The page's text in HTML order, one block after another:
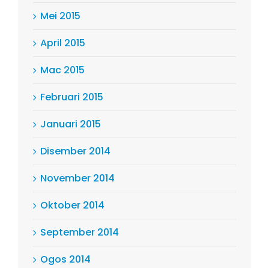
Mei 2015
April 2015
Mac 2015
Februari 2015
Januari 2015
Disember 2014
November 2014
Oktober 2014
September 2014
Ogos 2014